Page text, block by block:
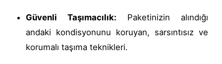
Güvenli Taşımacılık: Paketinizin alındığı
andaki kondisyonunu koruyan, sarsıntısız ve
korumalı taşıma teknikleri.